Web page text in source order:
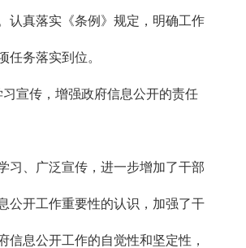
认真落实《条例》规定，明确工作
任务落实到位。
传，增强政府信息公开的责任
、广泛宣传，进一步增加了干部
公开工作重要性的认识，加强了干
信息公开工作的自觉性和坚定性，